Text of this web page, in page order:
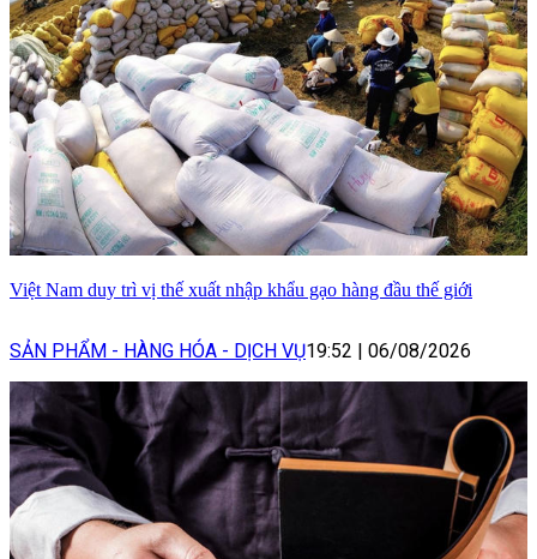
Việt Nam duy trì vị thế xuất nhập khẩu gạo hàng đầu thế giới
SẢN PHẨM - HÀNG HÓA - DỊCH VỤ19:52 | 06/08/2026